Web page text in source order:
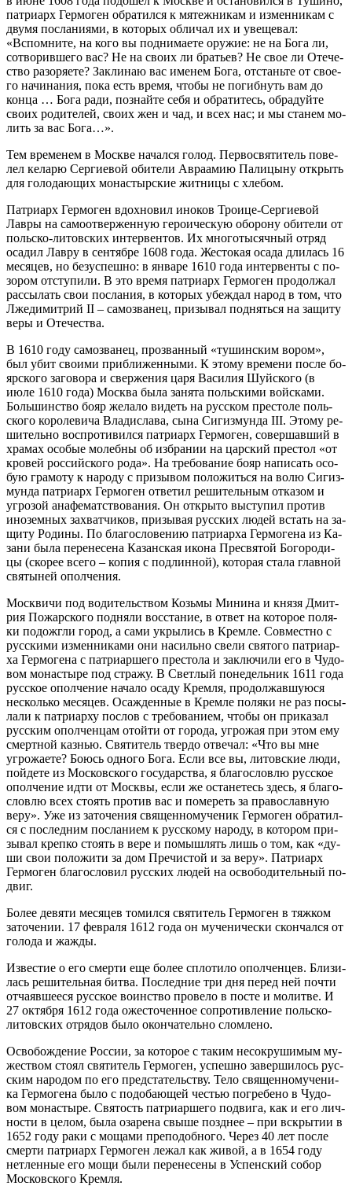
пат­ри­арх Гер­мо­ген об­ра­тил­ся к мя­теж­ни­кам и из­мен­ни­кам с
дву­мя по­сла­ни­я­ми, в ко­то­рых об­ли­чал их и уве­ще­вал:
«Вспом­ни­те, на ко­го вы под­ни­ма­е­те ору­жие: не на Бо­га ли,
со­тво­рив­ше­го вас? Не на сво­их ли бра­тьев? Не свое ли Оте­че­
ство разо­ря­е­те? За­кли­наю вас име­нем Бо­га, от­стань­те от сво­е­
го на­чи­на­ния, по­ка есть вре­мя, чтобы не по­гиб­нуть вам до
кон­ца … Бо­га ра­ди, по­знай­те се­бя и об­ра­ти­тесь, об­ра­дуй­те
сво­их ро­ди­те­лей, сво­их жен и чад, и всех нас; и мы ста­нем мо­
лить за вас Бо­га…».
Тем вре­ме­нем в Москве на­чал­ся го­лод. Пер­во­свя­ти­тель по­ве­
лел ке­ла­рю Cepги­е­вой оби­те­ли Ав­ра­амию Па­ли­цы­ну от­крыть
для го­ло­да­ю­щих мо­на­стыр­ские жит­ни­цы с хле­бом.
Пат­ри­арх Гер­мо­ген вдох­но­вил ино­ков Тро­и­це-Сер­ги­е­вой
Лав­ры на caмо­от­вер­жен­ную ге­ро­и­че­скую обо­ро­ну оби­те­ли от
поль­ско-ли­тов­ских ин­тер­вен­тов. Их мно­го­ты­сяч­ный от­ряд
оса­дил Лав­ру в сен­тяб­ре 1608 го­да. Же­сто­кая оса­да дли­лась 16
ме­ся­цев, но без­успеш­но: в ян­ва­ре 1610 го­да ин­тер­вен­ты с по­
зо­ром от­сту­пи­ли. В это вре­мя пат­ри­арх Гер­мо­ген про­дол­жал
рас­сы­лать свои по­сла­ния, в ко­то­рых убеж­дал на­род в том, что
Лже­ди­мит­рий II – са­мо­зва­нец, при­зы­вал под­нять­ся на за­щи­ту
ве­ры и Оте­че­ства.
В 1610 го­ду са­мо­зва­нец, про­зван­ный «ту­шин­ским во­ром»,
был убит сво­и­ми при­бли­жен­ны­ми. К это­му вре­ме­ни по­сле бо­
яр­ско­го за­го­во­ра и свер­же­ния ца­ря Ва­си­лия Шуй­ско­го (в
июле 1610 го­да) Москва бы­ла за­ня­та поль­ски­ми вой­ска­ми.
Боль­шин­ство бо­яр же­ла­ло ви­деть на рус­ском пре­сто­ле поль­
ско­го ко­роле­ви­ча Вла­ди­сла­ва, сы­на Си­гиз­мун­да III. Это­му ре­
ши­тель­но вос­про­ти­вил­ся пат­ри­арх Гер­мо­ген, со­вер­шав­ший в
хра­мах осо­бые мо­леб­ны об из­бра­нии на цар­ский пре­стол «от
кро­вей рос­сий­ско­го ро­да». На тре­бо­ва­ние бо­яр на­пи­сать осо­
бую гра­мо­ту к на­ро­ду с при­зы­вом по­ло­жить­ся на во­лю Си­гиз­
мун­да пат­ри­арх Гер­мо­ген от­ве­тил ре­ши­тель­ным от­ка­зом и
угро­зой ана­фе­мат­ство­ва­ния. Он от­кры­то вы­сту­пил про­тив
ино­зем­ных за­хват­чи­ков, при­зы­вая рус­ских лю­дей встать на за­
щи­ту Ро­ди­ны. По бла­го­сло­ве­нию пат­ри­ар­ха Гер­мо­ге­на из Ка­
за­ни бы­ла пе­ре­не­се­на Ка­зан­ская ико­на Пре­свя­той Бо­го­ро­ди­
цы (ско­рее все­го – ко­пия с под­лин­ной), ко­то­рая ста­ла глав­ной
свя­ты­ней опол­че­ния.
Моск­ви­чи под во­ди­тель­ством Козь­мы Ми­ни­на и кня­зя Дмит­
рия По­жар­ско­го под­ня­ли вос­ста­ние, в от­вет на ко­то­рое по­ля­
ки по­до­жгли го­род, а са­ми укры­лись в Крем­ле. Сов­мест­но с
рус­ски­ми из­мен­ни­ка­ми они на­силь­но све­ли свя­то­го пат­ри­ар­
ха Гер­мо­ге­на с пат­ри­ар­ше­го пре­сто­ла и за­клю­чи­ли его в Чу­до­
вом мо­на­сты­ре под стра­жу. В Свет­лый по­не­дель­ник 1611 го­да
рус­ское опол­че­ние на­ча­ло оса­ду Крем­ля, про­дол­жав­шу­ю­ся
несколь­ко ме­ся­цев. Оса­жден­ные в Крем­ле по­ля­ки не раз по­сы­
ла­ли к пат­ри­ар­ху по­слов с тре­бо­ва­ни­ем, чтобы он при­ка­зал
рус­ским опол­чен­цам отой­ти от го­ро­да, угро­жая при этом ему
смерт­ной каз­нью. Свя­ти­тель твер­до от­ве­чал: «Что вы мне
угро­жа­е­те? Бо­юсь од­но­го Бо­га. Ес­ли все вы, ли­тов­ские лю­ди,
пой­де­те из Мос­ков­ско­го го­су­дар­ства, я бла­го­слов­лю рус­ское
опол­че­ние ид­ти от Моск­вы, ес­ли же оста­не­тесь здесь, я бла­го­
слов­лю всех сто­ять про­тив вас и по­ме­реть за пра­во­слав­ную
ве­ру». Уже из за­то­че­ния свя­щен­но­му­че­ник Гер­мо­ген об­ра­тил­
ся с по­след­ним по­сла­ни­ем к рус­ско­му на­ро­ду, в ко­то­ром при­
зы­вал креп­ко сто­ять в ве­ре и по­мыш­лять лишь о том, как «ду­
ши свои по­ло­жи­ти за дом Пре­чи­стой и за ве­ру». Пат­ри­арх
Гер­мо­ген бла­го­сло­вил рус­ских лю­дей на осво­бо­ди­тель­ный по­
двиг.
Бо­лее де­вя­ти ме­ся­цев то­мил­ся свя­ти­тель Гер­мо­ген в тяж­ком
за­то­че­нии. 17 фев­ра­ля 1612 го­да он му­че­ни­че­ски скон­чал­ся от
го­ло­да и жаж­ды.
Из­ве­стие о его смер­ти еще бо­лее спло­ти­ло опол­чен­цев. Бли­зи­
лась ре­ши­тель­ная бит­ва. По­след­ние три дня пе­ред ней по­чти
от­ча­яв­ше­е­ся рус­ское во­ин­ство про­ве­ло в по­сте и мо­лит­ве. И
27 ок­тяб­ря 1612 го­да оже­сто­чен­ное со­про­тив­ле­ние поль­ско-
ли­тов­ских от­ря­дов бы­ло окон­ча­тель­но слом­ле­но.
Осво­бож­де­ние Рос­сии, за ко­то­рое с та­ким несо­кру­ши­мым му­
же­ством сто­ял свя­ти­тель Гер­мо­ген, успеш­но за­вер­ши­лось рус­
ским на­ро­дом по его пред­ста­тель­ству. Те­ло свя­щен­но­му­че­ни­
ка Гер­мо­ге­на бы­ло с по­до­ба­ю­щей че­стью по­гре­бе­но в Чу­до­
вом мо­на­сты­ре. Свя­тость пат­ри­ар­ше­го по­дви­га, как и его лич­
но­сти в це­лом, бы­ла оза­ре­на свы­ше позд­нее – при вскры­тии в
1652 го­ду ра­ки с мо­ща­ми пре­по­доб­но­го. Через 40 лет по­сле
смер­ти пат­ри­арх Гер­мо­ген ле­жал как жи­вой, а в 1654 го­ду
нетлен­ные его мо­щи бы­ли пе­ре­не­се­ны в Успен­ский со­бор
Мос­ков­ско­го Крем­ля.